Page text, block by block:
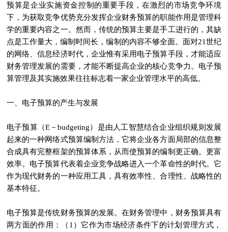
预算是企业实施资金控制的重要手段，在激烈的市场竞争环境
下，为获取竞争优势充分发挥企业财务预算的职能作用是管理科
学的重要内容之一。然而，传统的预算主要是手工进行的，其缺
点是工作量大，编制时间长，编制的内容不够全面。面对21世纪
的网络、信息经济时代，企业惟有采用电子预算手段，才能适应
财务管理发展的需要，才能不断提高企业的核心竞争力。电子预
算管理及其实施效果往往标志着一家企业管理水平的高低。
一、电子预算的产生与发展
电子预算（E－budgeting）是由人工智慧结合企业组织规则发展
起来的一种网络式预算编制方法，它将企业各方面局部的信息整
合成具有完整框架的预算体系，从而使预算的编制更正确。更富
效率。电子预算代表着企业竞争战略进入一个革命性的时代。它
作为现代财务的一种应用工具，具有效率性、合理性、战略性的
基本特征。
电子预算是传统财务预算的发展。在财务管理中，财务预算具有
两方面的作用：（1）它作为市场经济条件下的计划管理方式，